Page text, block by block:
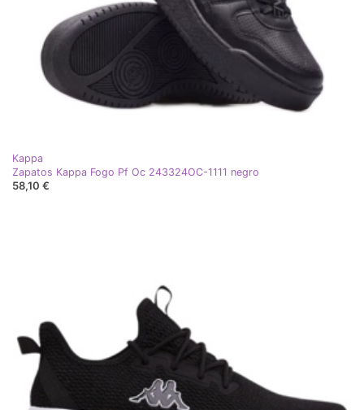
Kappa
Zapatos Kappa Fogo Pf Oc 243324OC-1111 negro
58,10 €